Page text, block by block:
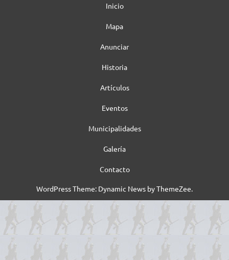
Inicio
Mapa
Anunciar
Historia
Artículos
Eventos
Municipalidades
Galería
Contacto
WordPress Theme: Dynamic News by ThemeZee.